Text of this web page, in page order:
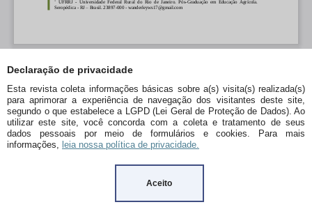
Declaração de privacidade
Esta revista coleta informações básicas sobre a(s) visita(s) realizada(s)
para aprimorar a experiência de navegação dos visitantes deste site,
segundo o que estabelece a LGPD (Lei Geral de Proteção de Dados). Ao
utilizar este site, você concorda com a coleta e tratamento de seus
dados pessoais por meio de formulários e cookies. Para mais
informações, leia nossa política de privacidade.
Aceito